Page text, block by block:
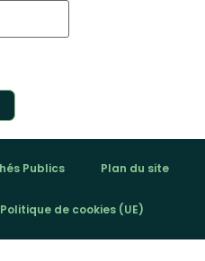
Publics Plan du site
Politique de cookies (UE)